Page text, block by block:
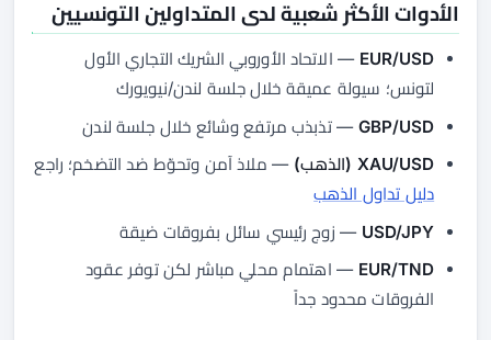
الأدوات الأكثر شعبية لدى المتداولين التونسيين
EUR/USD — الاتحاد الأوروبي الشريك التجاري الأول
لتونس؛ سيولة عميقة خلال جلسة لندن/نيويورك
GBP/USD — تذبذب مرتفع وشائع خلال جلسة لندن
XAU/USD (الذهب)
— ملاذ آمن وتحوّط ضد التضخم؛ راجع
دليل تداول الذهب
USD/JPY — زوج رئيسي سائل بفروقات ضيقة
EUR/TND — اهتمام محلي مباشر لكن توفر عقود
الفروقات محدود جداً